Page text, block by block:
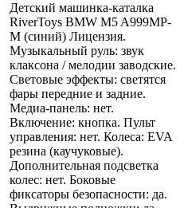
Детский машинка-каталка
RiverToys BMW M5 A999MP-
M (синий) Лицензия.
Музыкальный руль: звук
клаксона / мелодии заводские.
Световые эффекты: светятся
фары передние и задние.
Медиа-панель: нет.
Включение: кнопка. Пульт
управления: нет. Колеса: EVA
резина (каучуковые).
Дополнительная подсветка
колес: нет. Боковые
фиксаторы безопасности: да.